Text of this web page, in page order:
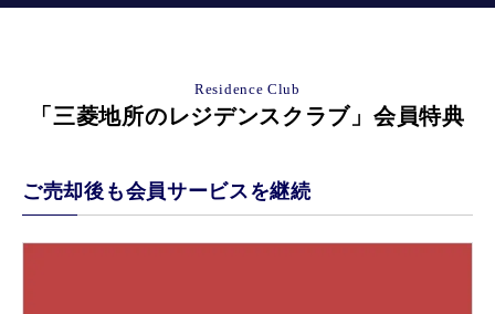
Residence Club
「三菱地所のレジデンスクラブ」会員特典
ご売却後も会員サービスを継続